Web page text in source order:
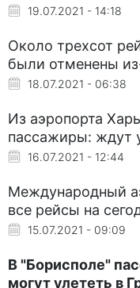
19.07.2021 - 14:18
Около трехсот
были отменены
18.07.2021 - 06:38
Из аэропорта
пассажиры: ждут
16.07.2021 - 12:44
Международный
все рейсы на
15.07.2021 - 09:09
В "Борисполе"
могут улететь в